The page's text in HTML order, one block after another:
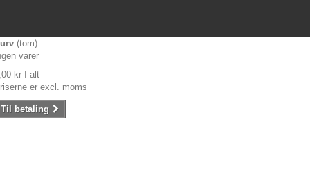
(tom)
varer
kr
I alt
er excl. moms
Til betaling